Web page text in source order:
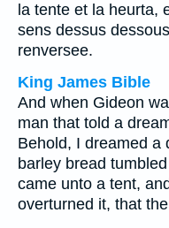
la tente et la heurta,
sens dessus
renversee.
King James Bible
And when Gideon
man that told a
Behold, I dreamed a
barley bread
came unto a tent,
overturned it, that